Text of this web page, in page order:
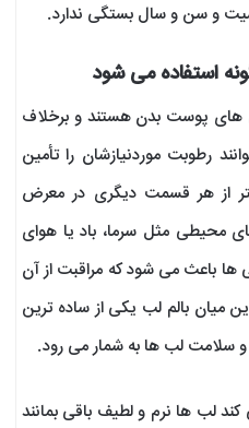
و سن و سال بستگی ندارد.
استفاده می شود
پوست بدن هستند و برخلاف
رطوبت موردنیازشان را تأمین
از هر قسمت دیگری در معرض
مثل سرما، باد یا هوای
باعث می‌ شود که مراقبت از آن‌
میان بالم لب یکی از ساده‌ ترین
و سلامت لب‌ ها به شمار می‌ رود.
کند لب‌ ها نرم و لطیف باقی بمانند